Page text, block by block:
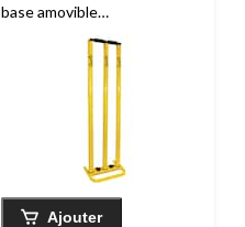
base amovible
Kookaburra Sport
Ajouter